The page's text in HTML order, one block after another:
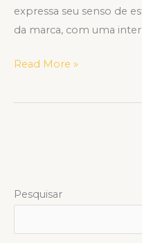
expressa seu senso de
da marca, com uma
Read More »
Pesquisar